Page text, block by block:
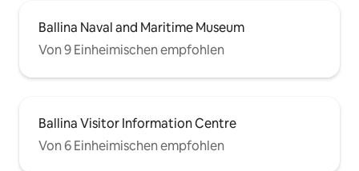
Ballina Naval and Maritime Museum
Von 9 Einheimischen empfohlen
Ballina Visitor Information Centre
Von 6 Einheimischen empfohlen